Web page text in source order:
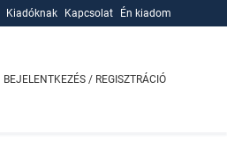
Kiadóknak
Kapcsolat Én kiadom
BEJELENTKEZÉS / REGISZTRÁCIÓ